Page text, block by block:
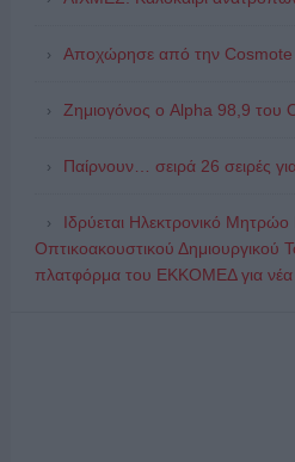
Αποχώρησε από την
Ζημιογόνος ο Alpha 98,9 του
Παίρνουν… σειρά 26 σειρές
Ιδρύεται Ηλεκτρονικό
Οπτικοακουστικού Δημιουργικού
πλατφόρμα του ΕΚΚΟΜΕΔ για νέα